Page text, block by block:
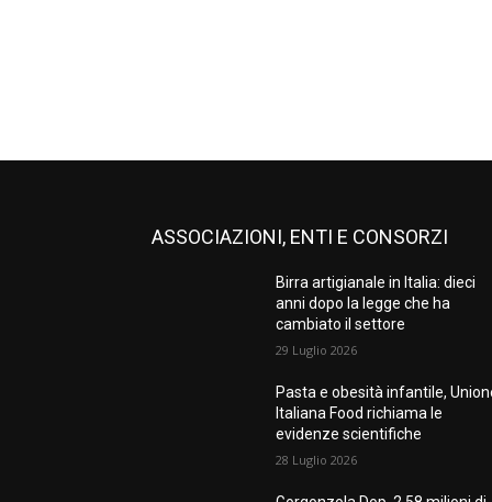
ASSOCIAZIONI, ENTI E CONSORZI
Birra artigianale in Italia: dieci
anni dopo la legge che ha
cambiato il settore
29 Luglio 2026
Pasta e obesità infantile,
Italiana Food richiama le
evidenze scientifiche
28 Luglio 2026